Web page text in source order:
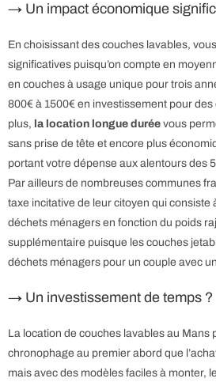
→ Un impact économique
En choisissant des couches lavables,
significatives puisqu’on compte en
en couches à usage unique pour trois
800€ à 1500€ en investissement pour
plus, la location longue durée vous
sans prise de tête et encore plus
portant votre dépense aux alentours des
Par ailleurs de nombreuses communes
taxe incitative de leur citoyen qui consiste
déchets ménagers en fonction du poids
supplémentaire puisque les couches
déchets ménagers pour un couple avec
→ Un investissement de temps ?
La location de couches lavables au Mans
chronophage au premier abord que
mais avec des modèles faciles à monter,